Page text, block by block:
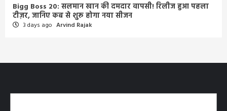
Bigg Boss 20: सलमान खान की दमदार वापसी! रिलीज हुआ पहला
टीज़र, जानिए कब से शुरू होगा नया सीजन
3 days ago Arvind Rajak